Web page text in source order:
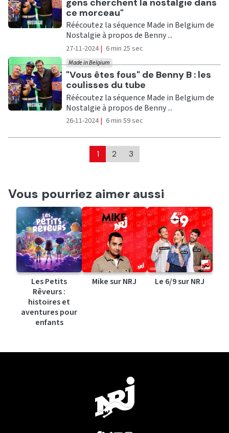
ce morceau"
Réécoutez la séquence Made in Belgium de
Nostalgie à propos de Benny ...
27-11-2024 | 6 min 25 sec
Ecouter
"Vous êtes fous" de Benny B : les
coulisses du tube
Made in Belgium
Réécoutez la séquence Made in Belgium de
Nostalgie à propos de Benny ...
26-11-2024 | 6 min 59 sec
1 2 3
Vous pourriez aimer aussi
Les Petits
Rêveurs :
histoires et
aventures pour
enfants
Mike sur NRJ Le 6/9 sur NRJ